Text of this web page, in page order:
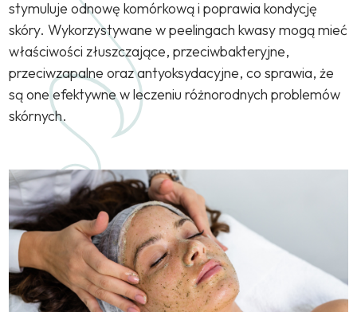
stymuluje odnowę komórkową i poprawia kondycję
skóry. Wykorzystywane w peelingach kwasy mogą mieć
właściwości złuszczające, przeciwbakteryjne,
przeciwzapalne oraz antyoksydacyjne, co sprawia, że
są one efektywne w leczeniu różnorodnych problemów
skórnych.